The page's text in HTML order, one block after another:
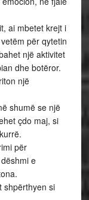
ai mbetet krejt i
për qytetin
një aktivitet
dhe botëror.
një
shumë se një
çdo maj, si
për
e
shpërthyen si